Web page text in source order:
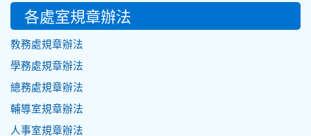
各處室規章辦法
教務處規章辦法
學務處規章辦法
總務處規章辦法
輔導室規章辦法
人事室規章辦法